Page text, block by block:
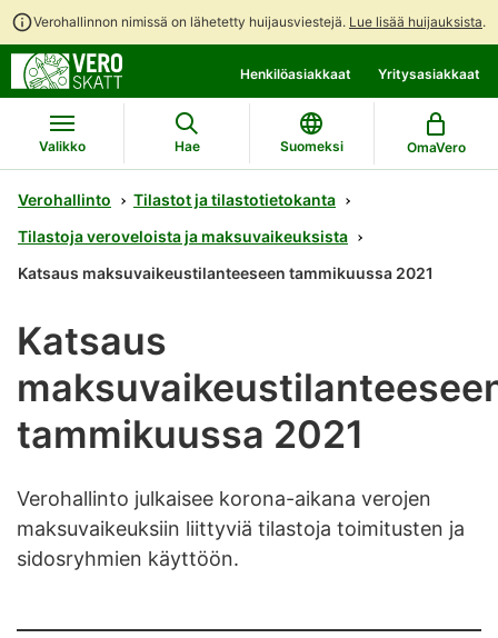
Verohallinnon nimissä on lähetetty huijausviestejä. Lue lisää huijauksista.
suoraan
sisältöön
koko
sivuston
hakuun
Henkilöasiakkaat Yritysasiakkaat
Valikko Hae Suomeksi OmaVero
Verohallinto
Tilastot ja tilastotietokanta
Tilastoja veroveloista ja maksuvaikeuksista
Katsaus maksuvaikeustilanteeseen tammikuussa 2021
Katsaus
tammikuussa 2021
Verohallinto julkaisee korona-aikana verojen
maksuvaikeuksiin liittyviä tilastoja toimitusten ja
sidosryhmien käyttöön.